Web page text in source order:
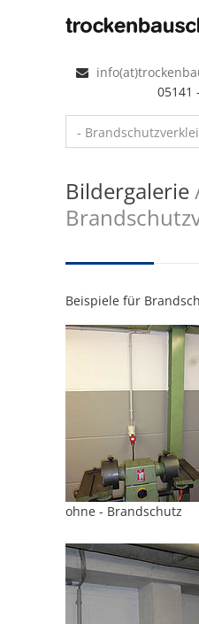
05141
Bildergalerie
Beispiele für
ohne - Brandschutz